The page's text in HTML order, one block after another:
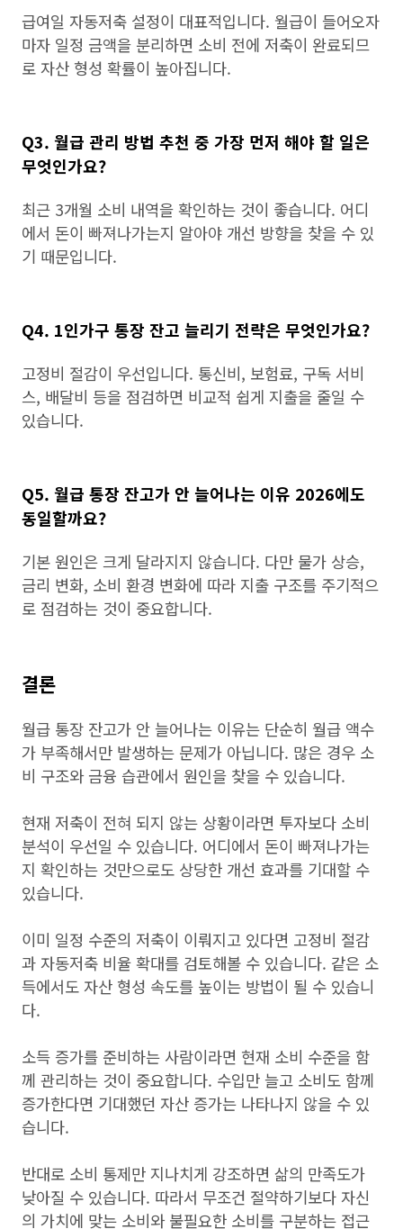
급여일 자동저축 설정이 대표적입니다. 월급이 들어오자
마자 일정 금액을 분리하면 소비 전에 저축이 완료되므
로 자산 형성 확률이 높아집니다.
Q3. 월급 관리 방법 추천 중 가장 먼저 해야 할 일은
무엇인가요?
최근 3개월 소비 내역을 확인하는 것이 좋습니다. 어디
에서 돈이 빠져나가는지 알아야 개선 방향을 찾을 수 있
기 때문입니다.
Q4. 1인가구 통장 잔고 늘리기 전략은 무엇인가요?
고정비 절감이 우선입니다. 통신비, 보험료, 구독 서비
스, 배달비 등을 점검하면 비교적 쉽게 지출을 줄일 수
있습니다.
Q5. 월급 통장 잔고가 안 늘어나는 이유 2026에도
동일할까요?
기본 원인은 크게 달라지지 않습니다. 다만 물가 상승,
금리 변화, 소비 환경 변화에 따라 지출 구조를 주기적으
로 점검하는 것이 중요합니다.
결론
월급 통장 잔고가 안 늘어나는 이유는 단순히 월급 액수
가 부족해서만 발생하는 문제가 아닙니다. 많은 경우 소
비 구조와 금융 습관에서 원인을 찾을 수 있습니다.
현재 저축이 전혀 되지 않는 상황이라면 투자보다 소비
분석이 우선일 수 있습니다. 어디에서 돈이 빠져나가는
지 확인하는 것만으로도 상당한 개선 효과를 기대할 수
있습니다.
이미 일정 수준의 저축이 이뤄지고 있다면 고정비 절감
과 자동저축 비율 확대를 검토해볼 수 있습니다. 같은 소
득에서도 자산 형성 속도를 높이는 방법이 될 수 있습니
다.
소득 증가를 준비하는 사람이라면 현재 소비 수준을 함
께 관리하는 것이 중요합니다. 수입만 늘고 소비도 함께
증가한다면 기대했던 자산 증가는 나타나지 않을 수 있
습니다.
반대로 소비 통제만 지나치게 강조하면 삶의 만족도가
낮아질 수 있습니다. 따라서 무조건 절약하기보다 자신
의 가치에 맞는 소비와 불필요한 소비를 구분하는 접근